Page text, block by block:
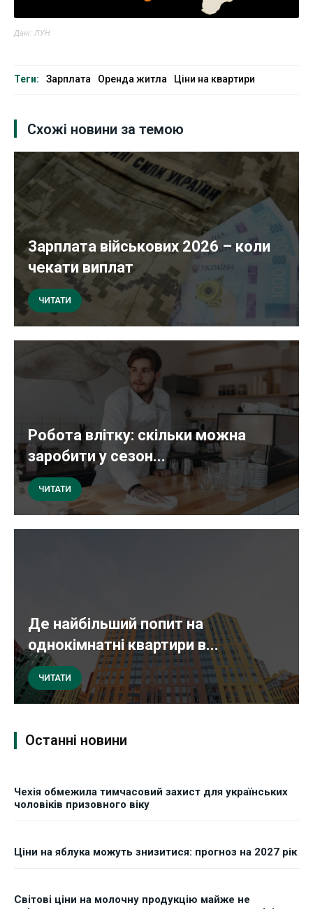
Дані: ЛУН
Теги: Зарплата Оренда житла Ціни на квартири
Схожі новини за темою
Зарплата військових 2026 – коли
чекати виплат
ЧИТАТИ
Робота влітку: скільки можна
заробити у сезон...
ЧИТАТИ
Де найбільший попит на
однокімнатні квартири в...
ЧИТАТИ
Останні новини
Чехія обмежила тимчасовий захист для українських
чоловіків призовного віку
Ціни на яблука можуть знизитися: прогноз на 2027 рік
Світові ціни на молочну продукцію майже не